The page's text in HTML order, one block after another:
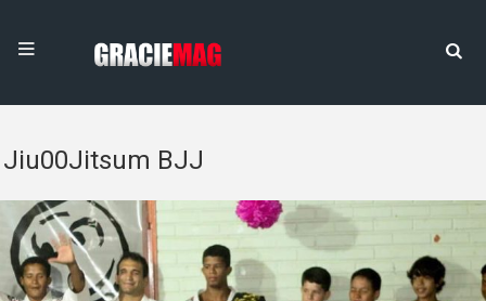
Jiu00Jitsum BJJ